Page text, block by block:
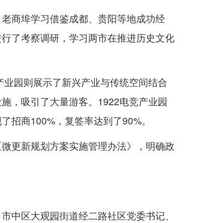
商埠学习借鉴成都、贵阳等地成功经
了考察调研，学习两市在推进历史文化
园则展示了新兴产业与传统空间结合
，吸引了大量游客。1922电竞产业园
招商100%，复签率达到了90%。
更新规划方案实施管理办法》，明确政
中区大观园街道经二路社区党委书记、